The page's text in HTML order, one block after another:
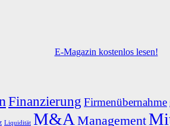
E-Magazin kostenlos lesen!
Finanzierung Firmenübernahme
Liquidität M&A Management